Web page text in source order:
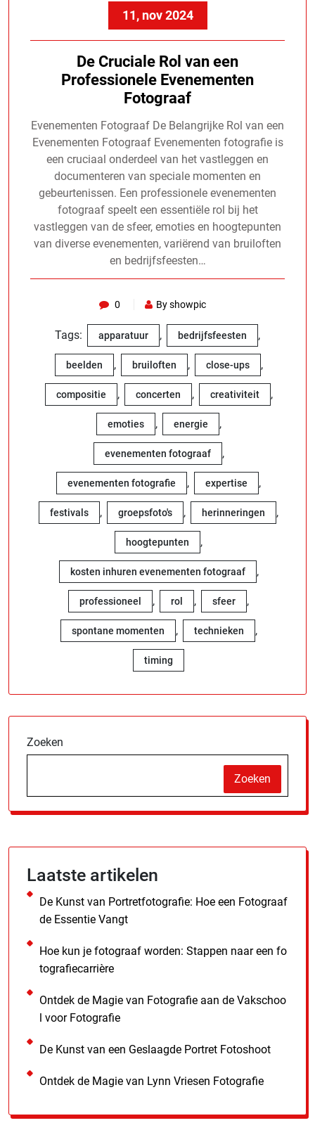
11, nov 2024
De Cruciale Rol van een
Professionele Evenementen
Fotograaf
Evenementen Fotograaf De Belangrijke Rol van een
Evenementen Fotograaf Evenementen fotografie is
een cruciaal onderdeel van het vastleggen en
documenteren van speciale momenten en
gebeurtenissen. Een professionele evenementen
fotograaf speelt een essentiële rol bij het
vastleggen van de sfeer, emoties en hoogtepunten
van diverse evenementen, variërend van bruiloften
en bedrijfsfeesten…
0 By showpic
Tags: apparatuur , bedrijfsfeesten ,
beelden , bruiloften , close-ups ,
compositie , concerten , creativiteit ,
emoties , energie ,
evenementen fotograaf ,
evenementen fotografie , expertise ,
festivals , groepsfoto's , herinneringen ,
hoogtepunten ,
kosten inhuren evenementen fotograaf ,
professioneel , rol , sfeer ,
spontane momenten , technieken ,
timing
Zoeken
Zoeken
Laatste artikelen
De Kunst van Portretfotografie: Hoe een Fotograaf
de Essentie Vangt
Hoe kun je fotograaf worden: Stappen naar een fo
tografiecarrière
Ontdek de Magie van Fotografie aan de Vakschoo
l voor Fotografie
De Kunst van een Geslaagde Portret Fotoshoot
Ontdek de Magie van Lynn Vriesen Fotografie